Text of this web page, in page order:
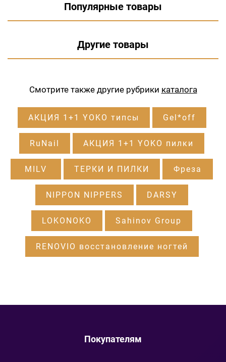
Популярные товары
Другие товары
Смотрите также другие рубрики каталога
АКЦИЯ 1+1 YOKO типсы Gel*off
RuNail АКЦИЯ 1+1 YOKO пилки
MILV ТЕРКИ И ПИЛКИ Фреза
NIPPON NIPPERS DARSY
LOKONOKO Sahinov Group
RENOVIO восстановление ногтей
Покупателям